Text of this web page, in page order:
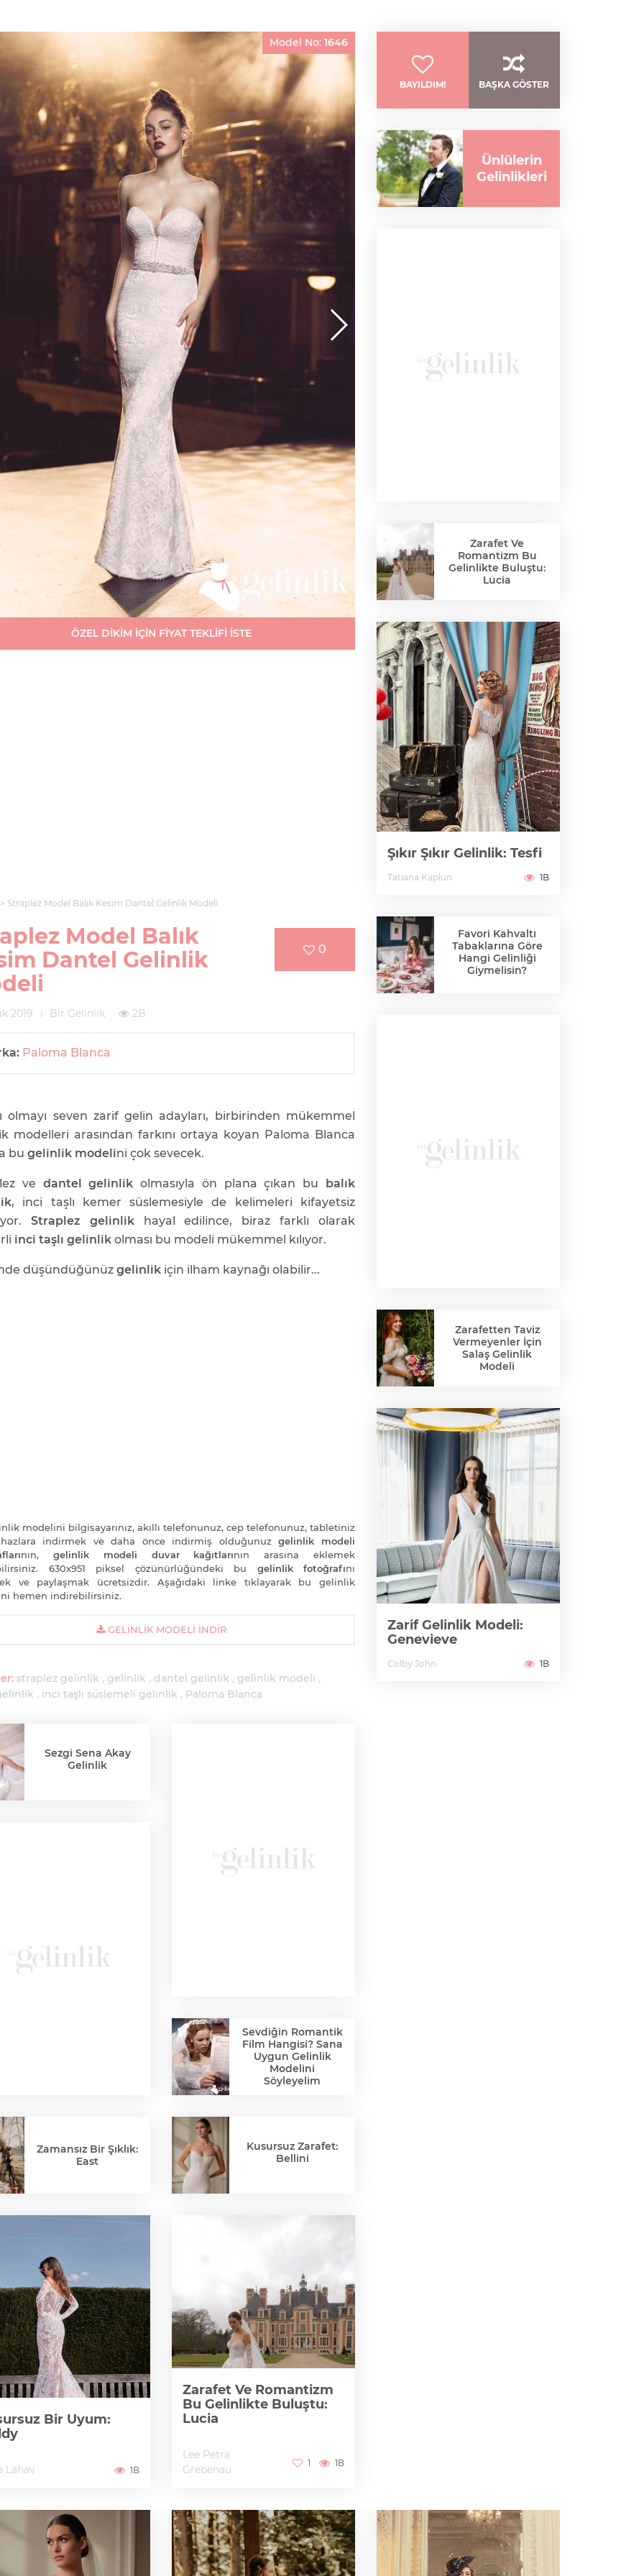
Model No: 1646
ÖZEL DİKİM İÇİN FİYAT TEKLİFİ İSTE
Straplez Model Balık Kesim Dantel Gelinlik Modeli
Model Balık
Dantel Gelinlik
0
2019 Bir Gelinlik 2B
Paloma Blanca
olmayı seven zarif gelin adayları, birbirinden mükemmel
modelleri arasından farkını ortaya koyan Paloma Blanca
bu gelinlik modelini çok sevecek.
ve dantel gelinlik olmasıyla ön plana çıkan bu balık
, inci taşlı kemer süslemesiyle de kelimeleri kifayetsiz
Straplez gelinlikhayal edilince, biraz farklı olarak
inci taşlı gelinlik olması bu modeli mükemmel kılıyor.
düşündüğünüz gelinlik için ilham kaynağı olabilir...
modelini bilgisayarınız, akıllı telefonunuz, cep telefonunuz, tabletiniz
indirmek ve daha önce indirmiş olduğunuzgelinlik modeli
nın, gelinlik modeli duvar kağıtlarının arasına eklemek
630x951 piksel çözünürlüğündeki bu gelinlik fotoğrafını
ve paylaşmak ücretsizdir. Aşağıdaki linke tıklayarak bu gelinlik
hemen indirebilirsiniz.
GELINLIK MODELI İNDIR
straplez gelinlik gelinlik dantel gelinlik
gelinlik modeli
inci taşlı süslemeli gelinlik Paloma Blanca
Sezgi Sena Akay
Gelinlik
Zamansız Bir Şıklık:
East
Bir Uyum:
Lahav 1B
Sevdiğin Romantik
Film Hangisi? Sana
Uygun Gelinlik
Modelini
Söyleyelim
Kusursuz Zarafet:
Bellini
Zarafet Ve Romantizm
Bu Gelinlikte Buluştu:
Lucia
Lee Petra
Grebenau
1 1B
BAYILDIM! BAŞKA GÖSTER
Ünlülerin
Gelinlikleri
Zarafet Ve
Romantizm Bu
Gelinlikte Buluştu:
Lucia
Şıkır Şıkır Gelinlik: Tesfi
Tatiana Kaplun 1B
Favori Kahvaltı
Tabaklarına Göre
Hangi Gelinliği
Giymelisin?
Zarafetten Taviz
Vermeyenler İçin
Salaş Gelinlik
Modeli
Zarif Gelinlik Modeli:
Genevieve
Colby John 1B